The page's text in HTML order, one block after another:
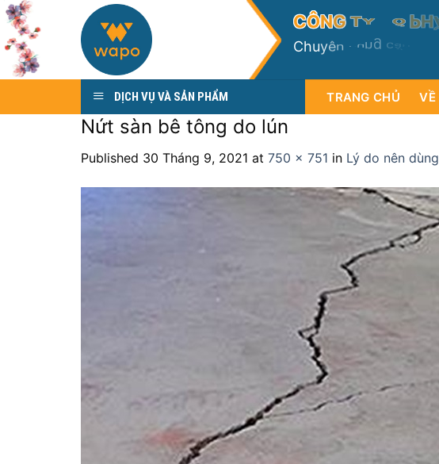
Skip
to
content
CÔNGTY Ổ PH
Chuyên c ung cấ
DỊCH VỤ VÀ SẢN PHẨM TRANG CHỦ VỀ
Nứt sàn bê tông do lún
Published 30 Tháng 9, 2021 at 750 × 751 in Lý do nên